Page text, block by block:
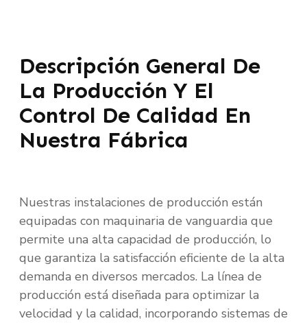
Descripción General De
La Producción Y El
Control De Calidad En
Nuestra Fábrica
Nuestras instalaciones de producción están
equipadas con maquinaria de vanguardia que
permite una alta capacidad de producción, lo
que garantiza la satisfacción eficiente de la alta
demanda en diversos mercados. La línea de
producción está diseñada para optimizar la
velocidad y la calidad, incorporando sistemas de